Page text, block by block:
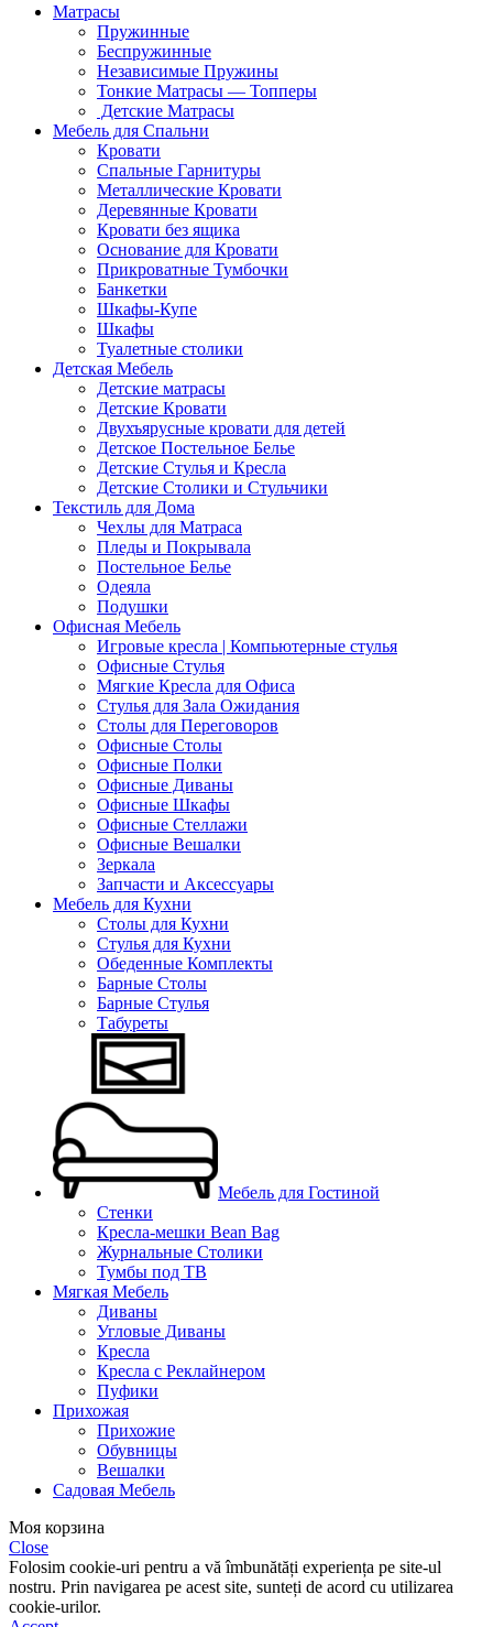
Матрасы
Пружинные
Беспружинные
Независимые Пружины
Тонкие Матрасы — Топперы
Детские Матрасы
Мебель для Спальни
Кровати
Спальные Гарнитуры
Металлические Кровати
Деревянные Кровати
Кровати без ящика
Основание для Кровати
Прикроватные Тумбочки
Банкетки
Шкафы-Купе
Шкафы
Туалетные столики
Детская Мебель
Детские матрасы
Детские Кровати
Двухъярусные кровати для детей
Детское Постельное Белье
Детские Стулья и Кресла
Детские Столики и Стульчики
Текстиль для Дома
Чехлы для Матраса
Пледы и Покрывала
Постельное Белье
Одеяла
Подушки
Офисная Мебель
Игровые кресла | Компьютерные стулья
Офисные Стулья
Мягкие Кресла для Офиса
Стулья для Зала Ожидания
Столы для Переговоров
Офисные Столы
Офисные Полки
Офисные Диваны
Офисные Шкафы
Офисные Стеллажи
Офисные Вешалки
Зеркала
Запчасти и Аксессуары
Мебель для Кухни
Столы для Кухни
Стулья для Кухни
Обеденные Комплекты
Барные Столы
Барные Стулья
Табуреты
Мебель для Гостиной
Стенки
Кресла-мешки Bean Bag
Журнальные Столики
Тумбы под ТВ
Мягкая Мебель
Диваны
Угловые Диваны
Кресла
Кресла с Реклайнером
Пуфики
Прихожая
Прихожие
Обувницы
Вешалки
Садовая Мебель
Моя корзина
Close
Folosim cookie-uri pentru a vă îmbunătăți experiența pe site-ul
nostru. Prin navigarea pe acest site, sunteți de acord cu utilizarea
cookie-urilor.